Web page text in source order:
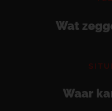
Wat
Waar